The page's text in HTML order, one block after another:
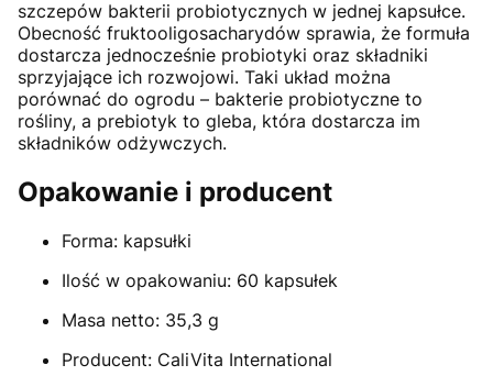
szczepów bakterii probiotycznych w jednej kapsułce.
Obecność fruktooligosacharydów sprawia, że formuła
dostarcza jednocześnie probiotyki oraz składniki
sprzyjające ich rozwojowi. Taki układ można
porównać do ogrodu – bakterie probiotyczne to
rośliny, a prebiotyk to gleba, która dostarcza im
składników odżywczych.
Opakowanie i producent
Forma: kapsułki
Ilość w opakowaniu: 60 kapsułek
Masa netto: 35,3 g
Producent: CaliVita International